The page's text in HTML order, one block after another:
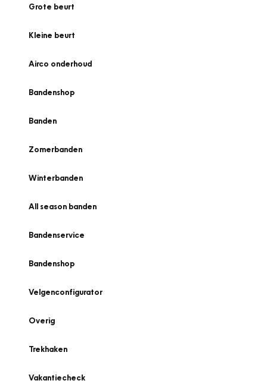
Grote beurt
Kleine beurt
Airco onderhoud
Bandenshop
Banden
Zomerbanden
Winterbanden
All season banden
Bandenservice
Bandenshop
Velgenconfigurator
Overig
Trekhaken
Vakantiecheck